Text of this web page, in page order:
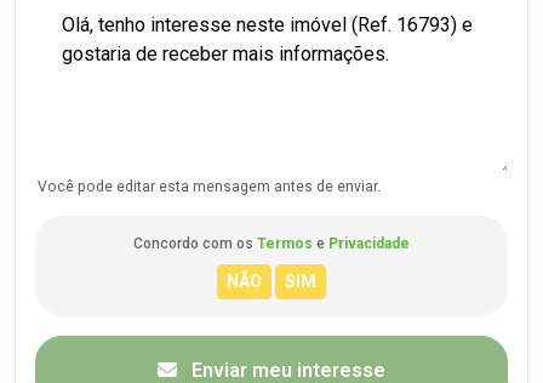
Você pode editar esta mensagem antes de enviar.
Concordo com os Termos e Privacidade
Enviar meu interesse